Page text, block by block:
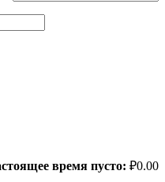
время пусто: ₽0.00